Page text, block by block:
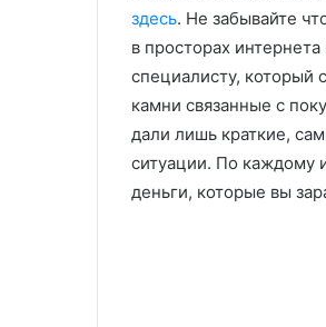
здесь. Не забывайте
в просторах
специалисту, который
камни связанные с
дали лишь краткие,
ситуации. По каждому
деньги, которые вы